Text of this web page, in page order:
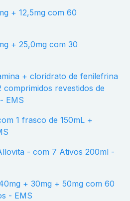
comprimidos revestidos de
EMS
- EMS